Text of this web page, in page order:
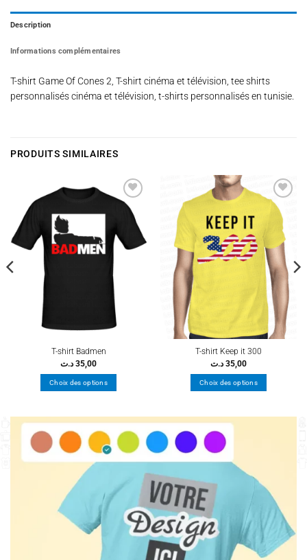
Description
Informations complémentaires
T-shirt Game Of Cones 2, T-shirt cinéma et télévision, tee shirts
personnalisés cinéma et télévision, t-shirts personnalisés en tunisie.
PRODUITS SIMILAIRES
Ajouter
à la
wishlist
T-shirt Badmen
35,00 د.ت
Choix des options
a
plusieurs
variations.
Les
options
choisies
sur
Ajouter
à la
wishlist
T-shirt Keep it 300
35,00 د.ت
Choix des options
a
Les
options
choisies
page